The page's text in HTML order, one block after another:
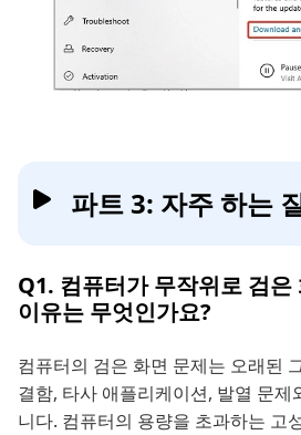
파트 3: 자주 하는
Q1. 컴퓨터가 무작위로 검
이유는 무엇인가요?
컴퓨터의 검은 화면 문제는 오래된
결함, 타사 애플리케이션, 발열 문제
니다. 컴퓨터의 용량을 초과하는 고